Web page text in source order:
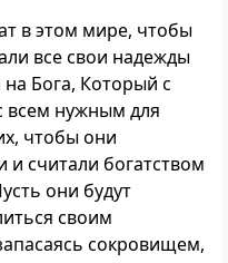
в этом мире, чтобы
все свои надежды
на Бога, Который с
всем нужным для
чтобы они
считали богатством
они будут
своим
сокровищем,